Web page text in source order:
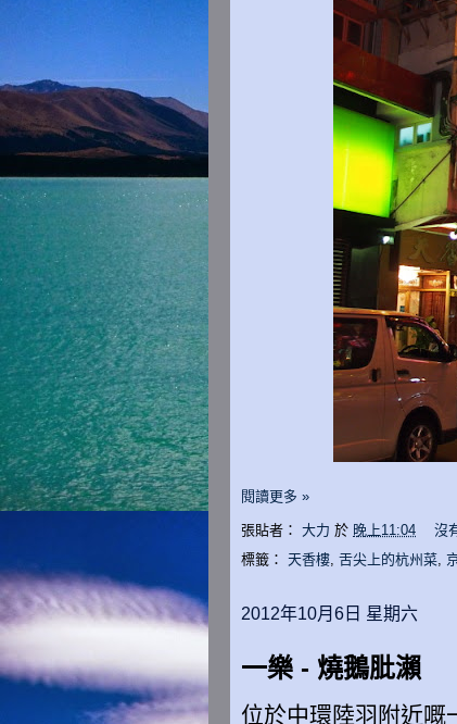
閱讀更多 »
張貼者： 大力 於 晚上11:04
沒
標籤： 天香樓, 舌尖上的杭州菜,
2012年10月6日 星期六
一樂 - 燒鵝肶瀨
位於中環陸羽附近嘅